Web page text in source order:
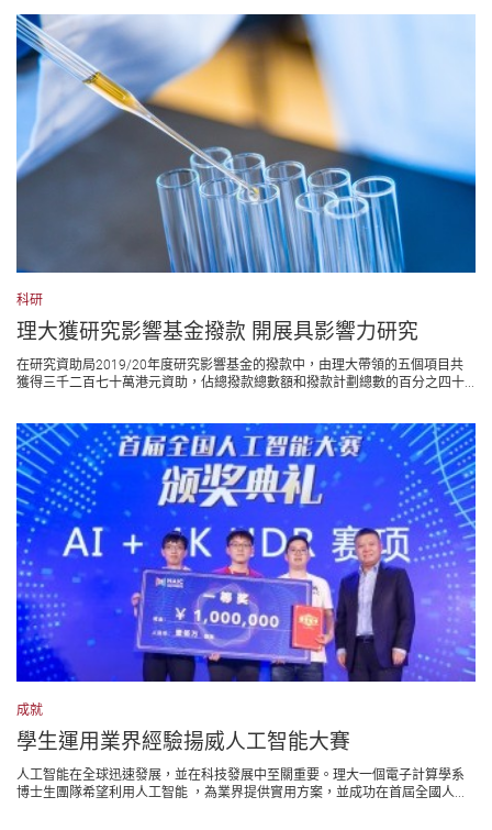
科研
理大獲研究影響基金撥款 開展具影響力研究
在研究資助局2019/20年度研究影響基金的撥款中，由理大帶領的五個項目共
獲得三千二百七十萬港元資助，佔總撥款總數額和撥款計劃總數的百分之四十...
成就
學生運用業界經驗揚威人工智能大賽
人工智能在全球迅速發展，並在科技發展中至關重要。理大一個電子計算學系
博士生團隊希望利用人工智能 ，為業界提供實用方案，並成功在首屆全國人...